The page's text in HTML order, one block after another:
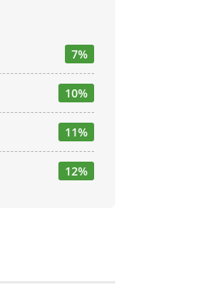
7%
10%
11%
12%